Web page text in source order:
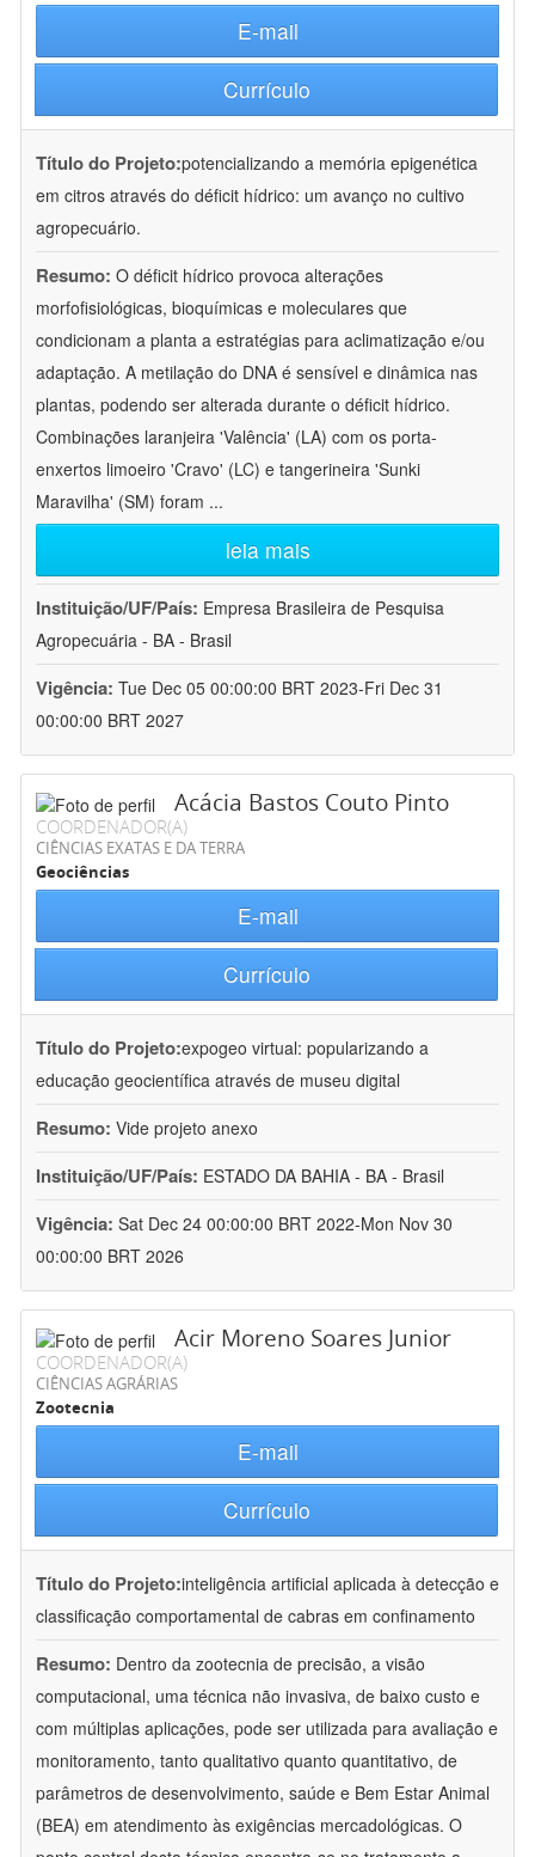
E-mail
Currículo
Título do Projeto:potencializando a memória epigenética
em citros através do déficit hídrico: um avanço no cultivo
agropecuário.
Resumo: O déficit hídrico provoca alterações
morfofisiológicas, bioquímicas e moleculares que
condicionam a planta a estratégias para aclimatização e/ou
adaptação. A metilação do DNA é sensível e dinâmica nas
plantas, podendo ser alterada durante o déficit hídrico.
Combinações laranjeira 'Valência' (LA) com os porta-
enxertos limoeiro 'Cravo' (LC) e tangerineira 'Sunki
Maravilha' (SM) foram ...
leia mais
Instituição/UF/País: Empresa Brasileira de Pesquisa
Agropecuária - BA - Brasil
Vigência: Tue Dec 05 00:00:00 BRT 2023-Fri Dec 31
00:00:00 BRT 2027
Acácia Bastos Couto Pinto
COORDENADOR(A)
CIÊNCIAS EXATAS E DA TERRA
Geociências
E-mail
Currículo
Título do Projeto:expogeo virtual: popularizando a
educação geocientífica através de museu digital
Resumo: Vide projeto anexo
Instituição/UF/País: ESTADO DA BAHIA - BA - Brasil
Vigência: Sat Dec 24 00:00:00 BRT 2022-Mon Nov 30
00:00:00 BRT 2026
Acir Moreno Soares Junior
COORDENADOR(A)
CIÊNCIAS AGRÁRIAS
Zootecnia
E-mail
Currículo
Título do Projeto:inteligência artificial aplicada à detecção e
classificação comportamental de cabras em confinamento
Resumo: Dentro da zootecnia de precisão, a visão
computacional, uma técnica não invasiva, de baixo custo e
com múltiplas aplicações, pode ser utilizada para avaliação e
monitoramento, tanto qualitativo quanto quantitativo, de
parâmetros de desenvolvimento, saúde e Bem Estar Animal
(BEA) em atendimento às exigências mercadológicas. O